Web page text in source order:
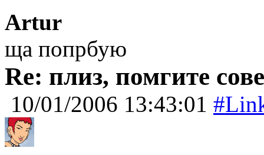
Artur
ща попрбую
Re: плиз, помгите
10/01/2006 13:43:01